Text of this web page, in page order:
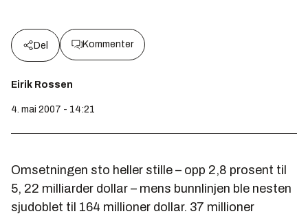
Del Kommenter
Eirik Rossen
4. mai 2007 - 14:21
Omsetningen sto heller stille – opp 2,8 prosent til
5, 22 milliarder dollar – mens bunnlinjen ble nesten
sjudoblet til 164 millioner dollar. 37 millioner